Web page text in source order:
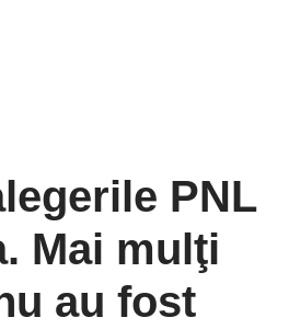
PNL
Mai mulţi
au fost